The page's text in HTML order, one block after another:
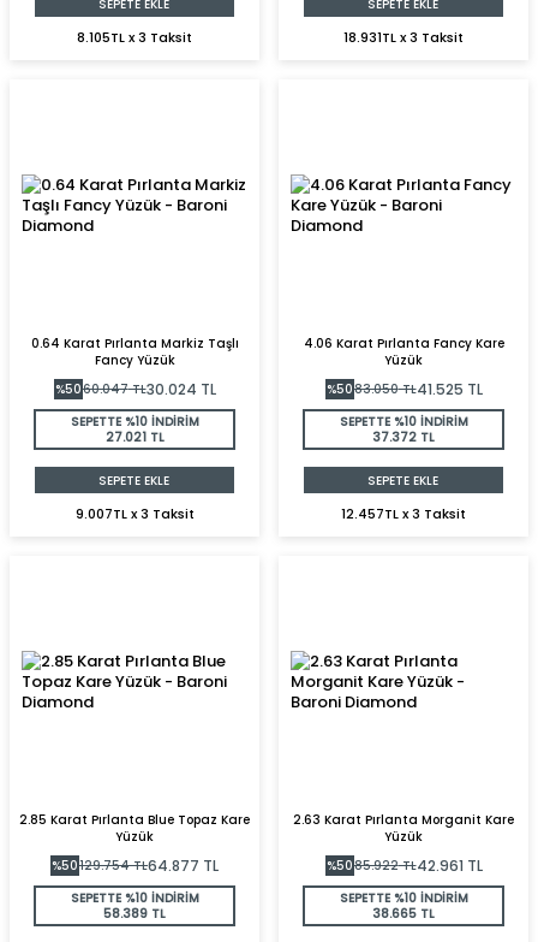
SEPETE EKLE
8.105TL x 3 Taksit
SEPETE EKLE
18.931TL x 3 Taksit
0.64 Karat Pırlanta Markiz Taşlı
Fancy Yüzük
%5060.047TL30.024 TL
SEPETTE %10 İNDİRİM
27.021 TL
SEPETE EKLE
9.007TL x 3 Taksit
4.06 Karat Pırlanta Fancy Kare
Yüzük
%5083.050TL41.525 TL
SEPETTE %10 İNDİRİM
37.372 TL
SEPETE EKLE
12.457TL x 3 Taksit
2.85 Karat Pırlanta Blue Topaz Kare
Yüzük
%50129.754TL64.877 TL
SEPETTE %10 İNDİRİM
58.389 TL
2.63 Karat Pırlanta Morganit Kare
Yüzük
%5085.922TL42.961 TL
SEPETTE %10 İNDİRİM
38.665 TL